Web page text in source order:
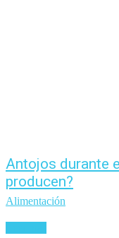
Antojos durante
producen?
Alimentación